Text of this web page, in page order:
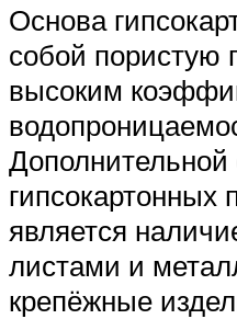
Основа
собой пористую
высоким
гипсокартонных
является
листами и
крепёжные